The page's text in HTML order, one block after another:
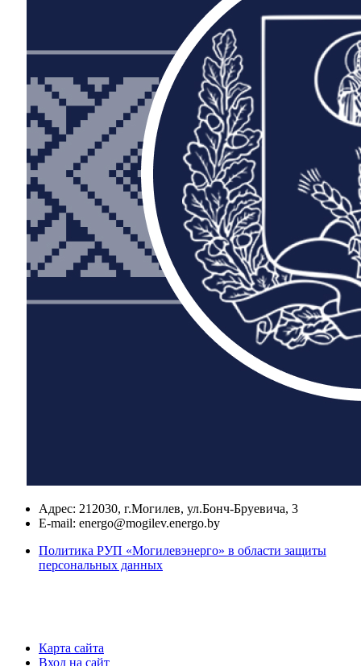
Адрес: 212030, г.Могилев, ул.Бонч-Бруевича, 3
E-mail: energo@mogilev.energo.by
Политика РУП «Могилевэнерго» в области защиты
персональных данных
Карта сайта
Вход на сайт